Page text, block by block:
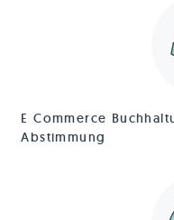
E Commerce
Abstimmung